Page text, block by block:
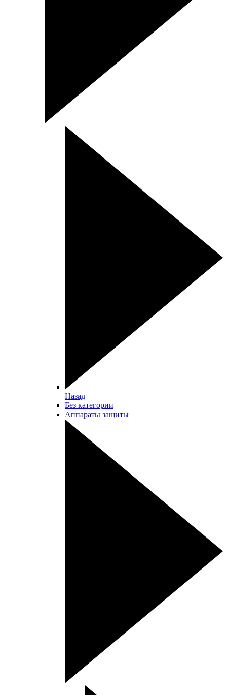
Назад
Без категории
Аппараты защиты